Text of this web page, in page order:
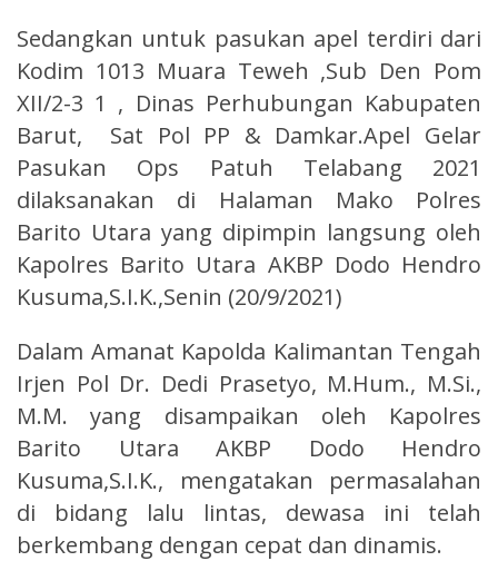
Sedangkan untuk pasukan apel terdiri dari
Kodim 1013 Muara Teweh ,Sub Den Pom
XII/2-3 1 , Dinas Perhubungan Kabupaten
Barut, Sat Pol PP & Damkar.Apel Gelar
Pasukan Ops Patuh Telabang 2021
dilaksanakan di Halaman Mako Polres
Barito Utara yang dipimpin langsung oleh
Kapolres Barito Utara AKBP Dodo Hendro
Kusuma,S.I.K.,Senin (20/9/2021)
Dalam Amanat Kapolda Kalimantan Tengah
Irjen Pol Dr. Dedi Prasetyo, M.Hum., M.Si.,
M.M. yang disampaikan oleh Kapolres
Barito Utara AKBP Dodo Hendro
Kusuma,S.I.K., mengatakan permasalahan
di bidang lalu lintas, dewasa ini telah
berkembang dengan cepat dan dinamis.